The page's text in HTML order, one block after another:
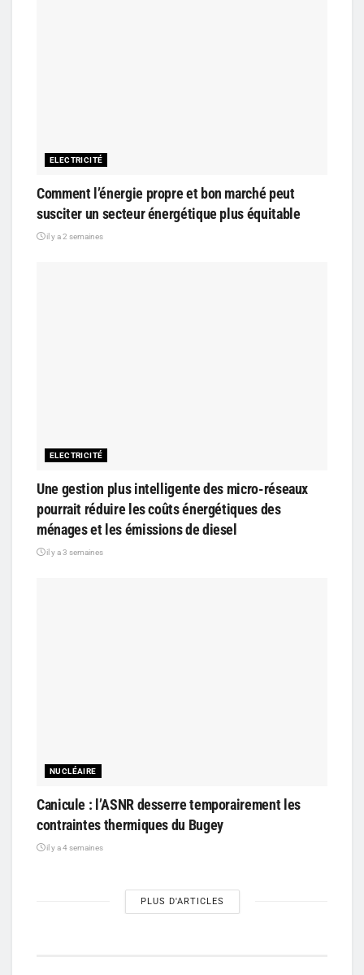
ELECTRICITÉ
Comment l’énergie propre et bon marché peut
susciter un secteur énergétique plus équitable
il y a 2 semaines
ELECTRICITÉ
Une gestion plus intelligente des micro-réseaux
pourrait réduire les coûts énergétiques des
ménages et les émissions de diesel
il y a 3 semaines
NUCLÉAIRE
Canicule : l’ASNR desserre temporairement les
contraintes thermiques du Bugey
il y a 4 semaines
PLUS D'ARTICLES